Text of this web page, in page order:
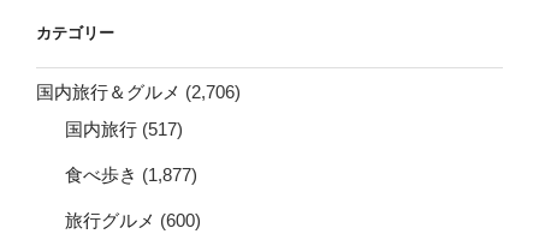
ブ
カテゴリー
国内旅行＆グルメ (2,706)
国内旅行 (517)
食べ歩き (1,877)
旅行グルメ (600)